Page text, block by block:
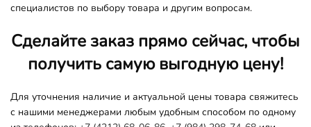
специалистов по выбору товара и другим вопросам.
Сделайте заказ прямо сейчас, чтобы
получить самую выгодную цену!
Для уточнения наличие и актуальной цены товара свяжитесь
с нашими менеджерами любым удобным способом по одному